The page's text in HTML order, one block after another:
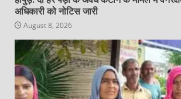
अधिकारी को नोटिस जारी
August 8, 2026